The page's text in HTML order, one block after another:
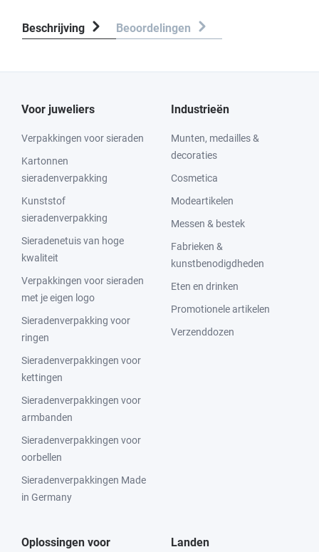
Beschrijving Beoordelingen
Voor juweliers
Verpakkingen voor sieraden
Kartonnen
sieradenverpakking
Kunststof
sieradenverpakking
Sieradenetuis van hoge
kwaliteit
Verpakkingen voor sieraden
met je eigen logo
Sieradenverpakking voor
ringen
Sieradenverpakkingen voor
kettingen
Sieradenverpakkingen voor
armbanden
Sieradenverpakkingen voor
oorbellen
Sieradenverpakkingen Made
in Germany
Industrieën
Munten, medailles &
decoraties
Cosmetica
Modeartikelen
Messen & bestek
Fabrieken &
kunstbenodigdheden
Eten en drinken
Promotionele artikelen
Verzenddozen
Oplossingen voor
Landen